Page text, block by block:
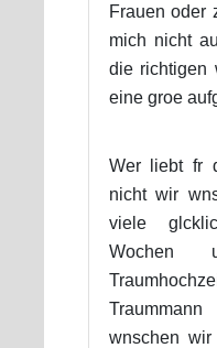
Frauen oder
mich nicht
die richtigen
eine groe
Wer liebt fr
nicht wir
viele
Wochen
wnschen